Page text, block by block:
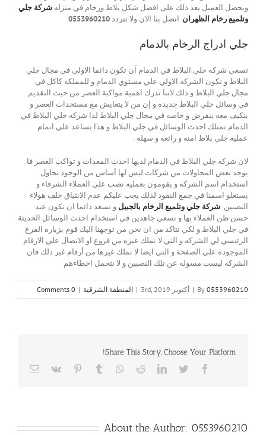
ويحصل العميل بعد ذلك على افضل شكل بلاط ورخام في منزله شركة جلي
وتلميع رخام الظهران. اتصل بنا الان ولا تتردد0553960210
جلي ادراج الرخام بالدمام
تسعي شركه جلي البلاط في الدمام آن تكون دائما الاولي في مجال جلي
البلاط و تكون الشركه الاولي علي مستوي الدمام و للمملكه كاكل في
مجال جلي البلاط و ذلك لاننا ندرك اهمية مواكبة العصر من حيث التقديم
في وسائل جلي البلاط جديده و إن من لا يتعايش مع مستحداث العصر و
يتكيف معه ينقرض و خاصه في مجال جلي البلاط لذا شركه جلي البلاط في
الدمام تمتلك احدث الوسائل في جلي البلاط و هذا يساعد علي اتمام
عمليه جلي بلاط امنه و رائعه و سهله .
لان شركه جلي البلاط في الدمام لديها احدث المعدات و تواكب العصر فا
يوجد بعض المحاولات من شركات ليس لها أساس من الوجود تحاول
استخدام اسم الشركه و يقومون بعمليه نصب علي العملاء الشرفاء و
يستغلو اسمنا في جمع النقود لذلك يجب عليكم عدم الانثياق خلف هولاء
النصبين شركة جلي وتلميع الرخام بالجبيل و تسعد دائما ان تكون عند
حسن ظن العملاء بها و نسعي جاهدين في استخدام احدث الوسائل الحديثة
في جلي البلاط و لكي تتاكد من ان نحن من توجهنا اليك قوم بزياره الفرع
الرئيسي لي الشركه و التي لا نملك غيره من فروع او الانصال علي الارقام
الموجوده علي الصفحة و التي ايضا لا نملك غيرها من أرقام غبر ذلك فان
الشركه ليست مسوله عن تلك النصبين و لا نتحمل اخطاءهم
By 0553960210
| أكتوبر 3rd, 2019 | المنطقة الشرقية |
0 Comments
Share This Story, Choose Your Platform!
Facebook
Twitter
LinkedIn
Reddit
Whatsapp
Tumblr
Pinterest
Vk
Email
About the Author: 0553960210